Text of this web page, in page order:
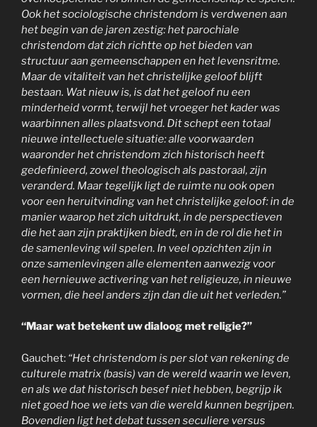
Ook het sociologische christendom is verdwenen aan
het begin van de jaren zestig: het parochiale
christendom dat zich richtte op het bieden van
structuur aan gemeenschappen en het levensritme.
Maar de vitaliteit van het christelijke geloof blijft
bestaan. Wat nieuw is, is dat het geloof nu een
minderheid vormt, terwijl het vroeger het kader was
waarbinnen alles plaatsvond. Dit schept een totaal
nieuwe intellectuele situatie: alle voorwaarden
waaronder het christendom zich historisch heeft
gedefinieerd, zowel theologisch als pastoraal, zijn
veranderd. Maar tegelijk ligt de ruimte nu ook open
voor een heruitvinding van het christelijke geloof: in de
manier waarop het zich uitdrukt, in de perspectieven
die het aan zijn praktijken biedt, en in de rol die het in
de samenleving wil spelen. In veel opzichten zijn in
onze samenlevingen alle elementen aanwezig voor
een hernieuwe activering van het religieuze, in nieuwe
vormen, die heel anders zijn dan die uit het verleden.”
“Maar wat betekent uw dialoog met religie?”
Gauchet: “Het christendom is per slot van rekening de
culturele matrix (basis) van de wereld waarin we leven,
en als we dat historisch besef niet hebben, begrijp ik
niet goed hoe we iets van die wereld kunnen begrijpen.
Bovendien ligt het debat tussen seculiere versus